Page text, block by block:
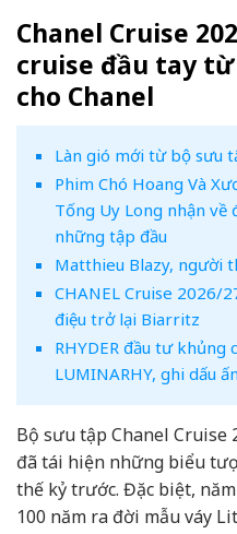
Chanel Cruise
cruise đầu tay
cho Chanel
Làn gió mới từ bộ sưu
Phim Chó Hoang Và
Tống Uy Long nhận về
những tập đầu
Matthieu Blazy, người
CHANEL Cruise 2026/
điệu trở lại Biarritz
RHYDER đầu tư khủng
LUMINARHY, ghi dấu
Bộ sưu tập Chanel Cruise
đã tái hiện những biểu
thế kỷ trước. Đặc biệt,
100 năm ra đời mẫu váy